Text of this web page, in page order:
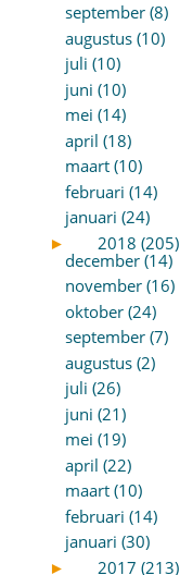
september (8)
augustus (10)
juli (10)
juni (10)
mei (14)
april (18)
maart (10)
februari (14)
januari (24)
►
2018 (205)
december (14)
november (16)
oktober (24)
september (7)
augustus (2)
juli (26)
juni (21)
mei (19)
april (22)
maart (10)
februari (14)
januari (30)
►
2017 (213)